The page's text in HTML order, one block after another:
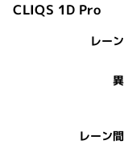
CLIQS 1D Pro
レー
レーン